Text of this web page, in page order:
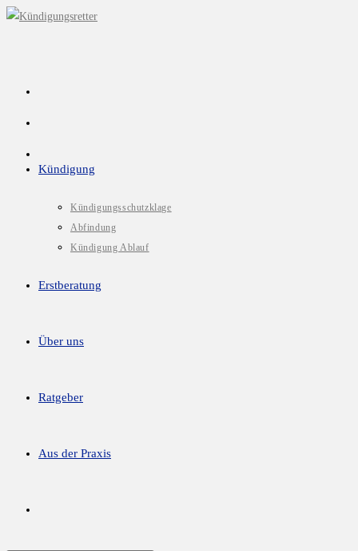
Kündigung
Kündigungsschutzklage
Abfindung
Kündigung Ablauf
Erstberatung
Über uns
Ratgeber
Aus der Praxis